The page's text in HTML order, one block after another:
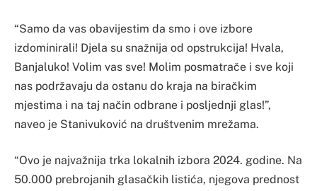
“Samo da vas obavijestim da smo i ove izbore
izdominirali! Djela su snažnija od opstrukcija! Hvala,
Banjaluko! Volim vas sve! Molim posmatrače i sve koji
nas podržavaju da ostanu do kraja na biračkim
mjestima i na taj način odbrane i posljednji glas!”,
naveo je Stanivuković na društvenim mrežama.
“Ovo je najvažnija trka lokalnih izbora 2024. godine. Na
50.000 prebrojanih glasačkih listića, njegova prednost